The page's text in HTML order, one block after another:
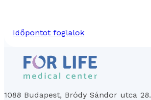
Időpontot foglalok
1088 Budapest, Bródy Sándor utca 28.